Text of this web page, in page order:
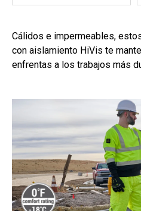
Cálidos e impermeables,
con aislamiento HiVis te
enfrentas a los trabajos más